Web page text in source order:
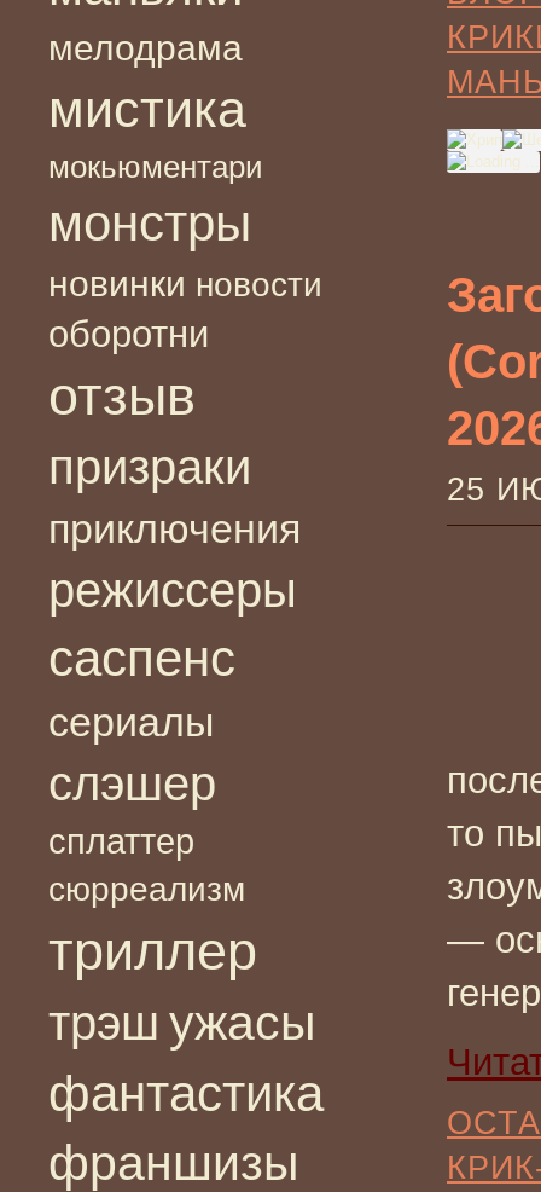
мелодрама
мистика
мокьюментари
монстры
новинки новости
оборотни
отзыв
призраки
приключения
режиссеры
саспенс
сериалы
слэшер
сплаттер
сюрреализм
триллер
трэш ужасы
фантастика
франшизы
25
то
—